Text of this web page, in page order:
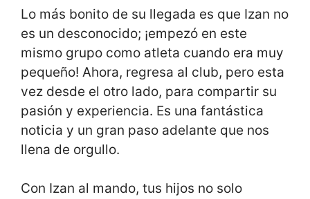
Lo más bonito de su llegada es que Izan no
es un desconocido; ¡empezó en este
mismo grupo como atleta cuando era muy
pequeño! Ahora, regresa al club, pero esta
vez desde el otro lado, para compartir su
pasión y experiencia. Es una fantástica
noticia y un gran paso adelante que nos
llena de orgullo.
Con Izan al mando, tus hijos no solo